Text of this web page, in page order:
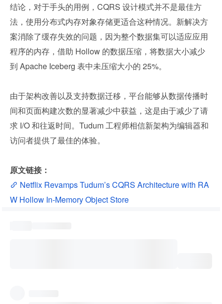
结论，对于手头的用例，CQRS 设计模式并不是最佳方
法，使用分布式内存对象存储更适合这种情况。新解决方
案消除了缓存失效的问题，因为整个数据集可以适应应用
程序的内存，借助 Hollow 的数据压缩，将数据大小减少
到 Apache Iceberg 表中未压缩大小的 25%。
由于架构改善以及支持数据迁移，平台能够从数据传播时
间和页面构建次数的显著减少中获益，这是由于减少了请
求 I/O 和往返时间。Tudum 工程师相信新架构为编辑器和
访问者提供了最佳的体验。
原文链接：
Netflix Revamps Tudum’s CQRS Architecture with RA
W Hollow In-Memory Object Store